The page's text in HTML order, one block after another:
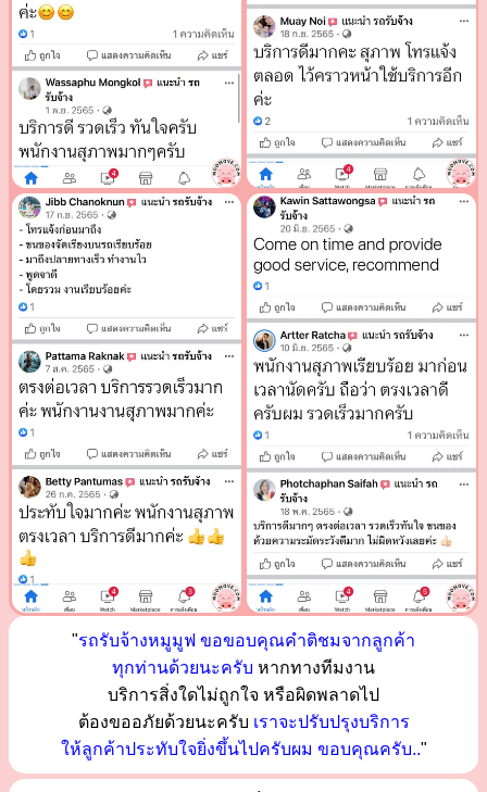
"รถรับจ้างหมูมูฟ ขอขอบคุณคำติชมจากลูกค้า
ทุกท่านด้วยนะครับ หากทางทีมงาน
บริการสิ่งใดไม่ถูกใจ หรือผิดพลาดไป
ต้องขออภัยด้วยนะครับ เราจะปรับปรุงบริการ
ให้ลูกค้าประทับใจยิ่งขึ้นไปครับผม ขอบคุณครับ.."